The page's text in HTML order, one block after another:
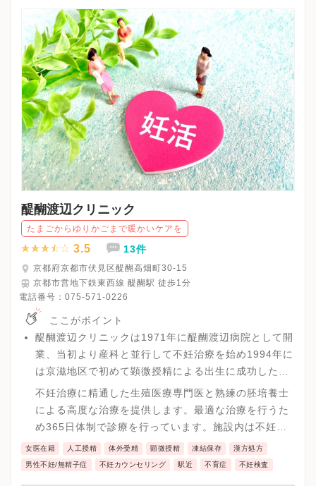
※午前・午後診の受付時間は14:00までとなります。
※受付開始は各診療時間の30分前からとなっております。
※詳細はクリニックHPを確認、または直接お問い合わせくださ
醍醐渡辺クリニック
たまごからゆりかごまで暖かいケアを
3.5 13件
京都府京都市伏見区醍醐高畑町30-15
京都市営地下鉄東西線 醍醐駅 徒歩1分
電話番号： 075-571-0226
ここがポイント
醍醐渡辺クリニックは1971年に醍醐渡辺病院として開
業、当初より産科と並行して不妊治療を始め1994年に
は京滋地区で初めて顕微授精による出生に成功した歴
史と実績があります。
不妊治療に精通した生殖医療専門医と熟練の胚培養士
による高度な治療を提供します。最適な治療を行うた
め365日体制で診療を行っています。施設内は不妊外
来と産科外来のフロアを分ける配慮をし、不妊治療か
ら出産まで女性の大切な時期をトータルにサポートし
女医在籍 人工授精 体外受精 顕微授精 凍結保存 漢方処方
男性不妊/無精子症 不妊カウンセリング 駅近 不育症 不妊検査